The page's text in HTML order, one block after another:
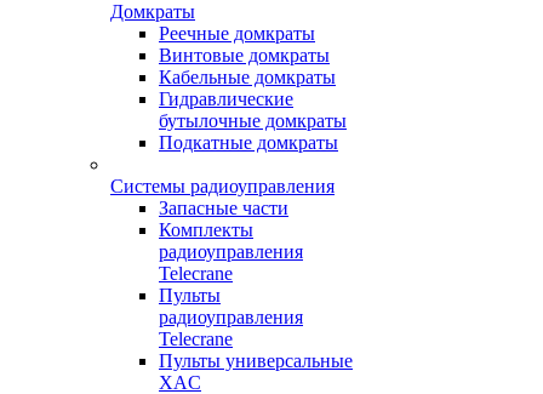
Домкраты
Реечные домкраты
Винтовые домкраты
Кабельные домкраты
Гидравлические
бутылочные домкраты
Подкатные домкраты
Системы радиоуправления
Запасные части
Комплекты
радиоуправления
Telecrane
Пульты
радиоуправления
Telecrane
Пульты универсальные
XAC